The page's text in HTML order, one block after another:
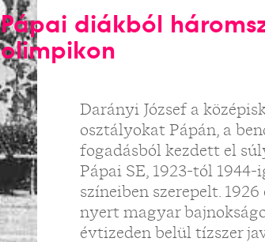
Pápai diákból
olimpikon
Darányi József a
osztályokat Pápán, a
fogadásból kezdett el
Pápai SE, 1923-tól
színeiben szerepelt.
nyert magyar
évtizeden belül tízszer